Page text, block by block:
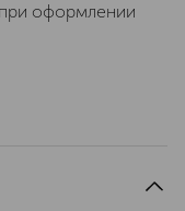
оформлении